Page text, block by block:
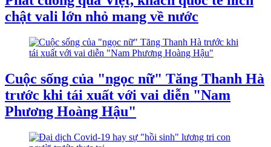
chật vali lớn nhỏ mang về nước
Cuộc sống của "ngọc nữ" Tăng Thanh Hà
trước khi tái xuất với vai diễn "Nam
Phương Hoàng Hậu"